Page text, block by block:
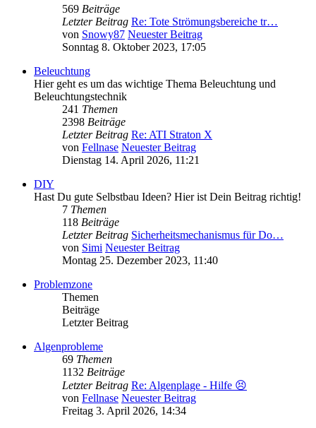
569 Beiträge
Letzter Beitrag Re: Tote Strömungsbereiche tr…
von Snowy87 Neuester Beitrag
Sonntag 8. Oktober 2023, 17:05
Beleuchtung
Hier geht es um das wichtige Thema Beleuchtung und
Beleuchtungstechnik
241 Themen
2398 Beiträge
Letzter Beitrag Re: ATI Straton X
von Fellnase Neuester Beitrag
Dienstag 14. April 2026, 11:21
DIY
Hast Du gute Selbstbau Ideen? Hier ist Dein Beitrag richtig!
7 Themen
118 Beiträge
Letzter Beitrag Sicherheitsmechanismus für Do…
von Simi Neuester Beitrag
Montag 25. Dezember 2023, 11:40
Problemzone
Themen
Beiträge
Letzter Beitrag
Algenprobleme
69 Themen
1132 Beiträge
Letzter Beitrag Re: Algenplage - Hilfe 😣
von Fellnase Neuester Beitrag
Freitag 3. April 2026, 14:34